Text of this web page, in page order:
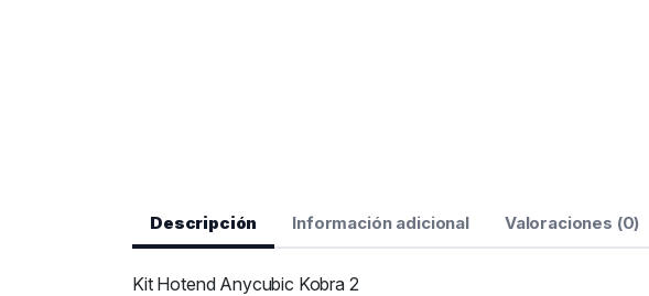
Descripción Información adicional Valoraciones (0)
Kit Hotend Anycubic Kobra 2